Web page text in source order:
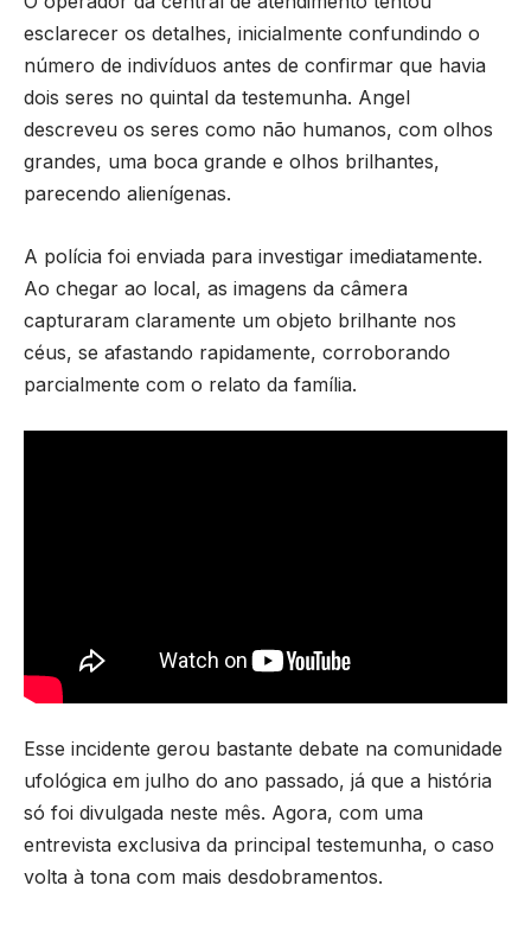
esclarecer os detalhes, inicialmente confundindo o
número de indivíduos antes de confirmar que havia
dois seres no quintal da testemunha. Angel
descreveu os seres como não humanos, com olhos
grandes, uma boca grande e olhos brilhantes,
parecendo alienígenas.
A polícia foi enviada para investigar imediatamente.
Ao chegar ao local, as imagens da câmera
capturaram claramente um objeto brilhante nos
céus, se afastando rapidamente, corroborando
parcialmente com o relato da família.
Esse incidente gerou bastante debate na comunidade
ufológica em julho do ano passado, já que a história
só foi divulgada neste mês. Agora, com uma
entrevista exclusiva da principal testemunha, o caso
volta à tona com mais desdobramentos.